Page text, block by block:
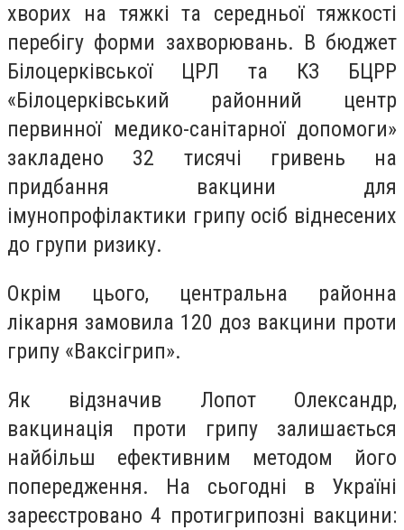
хворих на тяжкі та середньої тяжкості
перебігу форми захворювань. В бюджет
Білоцерківської ЦРЛ та КЗ БЦРР
«Білоцерківський районний центр
первинної медико-санітарної допомоги»
закладено 32 тисячі гривень на
придбання вакцини для
імунопрофілактики грипу осіб віднесених
до групи ризику.
Окрім цього, центральна районна
лікарня замовила 120 доз вакцини проти
грипу «Ваксігрип».
Як відзначив Лопот Олександр,
вакцинація проти грипу залишається
найбільш ефективним методом його
попередження. На сьогодні в Україні
зареєстровано 4 протигрипозні вакцини: